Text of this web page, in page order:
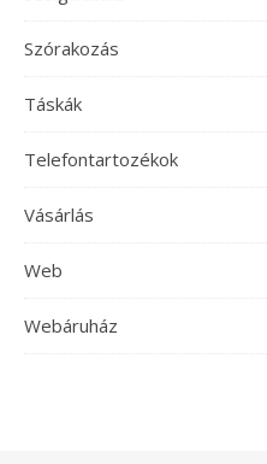
Szórakozás
Táskák
Telefontartozékok
Vásárlás
Web
Webáruház